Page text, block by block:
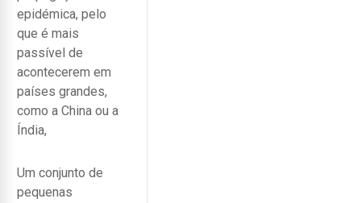
epidémica, pelo
que é mais
passível de
acontecerem em
países grandes,
como a China ou a
Índia,
Um conjunto de
pequenas